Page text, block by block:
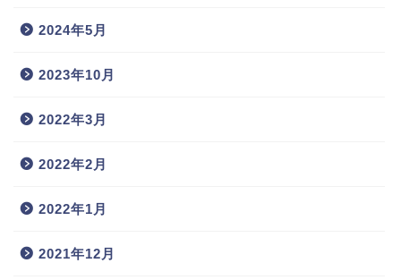
2024年5月
2023年10月
2022年3月
2022年2月
2022年1月
2021年12月